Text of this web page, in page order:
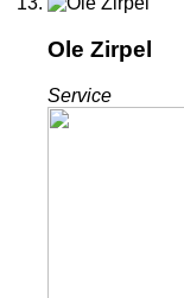
Ole Zirpel
Service